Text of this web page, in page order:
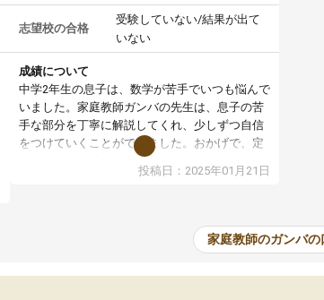
志望校の合格
受験していない/結果が出て
いない
成績について
中学2年生の息子は、数学が苦手でいつも悩んで
いました。家庭教師ガンバの先生は、息子の苦
手な部分を丁寧に解説してくれ、少しずつ自信
をつけていくことができました。おかげで、定
期テストの成績が10点以上アップし、本人もと
投稿日：2025年01月21日
家庭教師のガンバ